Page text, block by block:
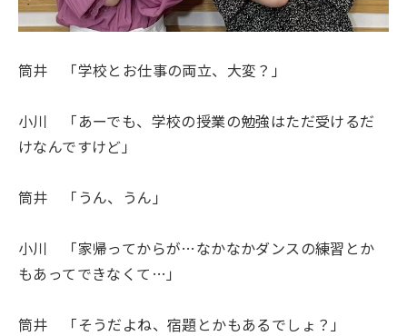
筒井 「学校とお仕事の両立、大変？」
小川 「あーでも、学校の授業の勉強はただ受けるだ
けなんですけど」
筒井 「うん、うん」
小川 「家帰ってからが…なかなかダンスの練習とか
もあってできなくて…」
筒井 「そうだよね、宿題とかもあるでしょ？」